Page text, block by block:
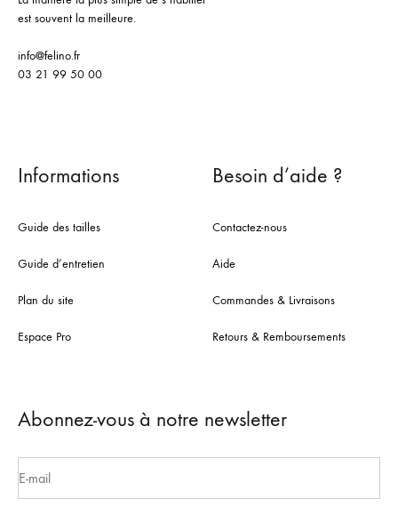
est souvent la meilleure.
info@felino.fr
03 21 99 50 00
Informations
Guide des tailles
Guide d’entretien
Plan du site
Espace Pro
Besoin d’aide ?
Contactez-nous
Aide
Commandes & Livraisons
Retours & Remboursements
Abonnez-vous à notre newsletter